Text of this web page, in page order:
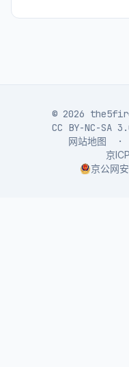
© 2026
CC BY-NC-SA
网站地图 ·
京
京公网